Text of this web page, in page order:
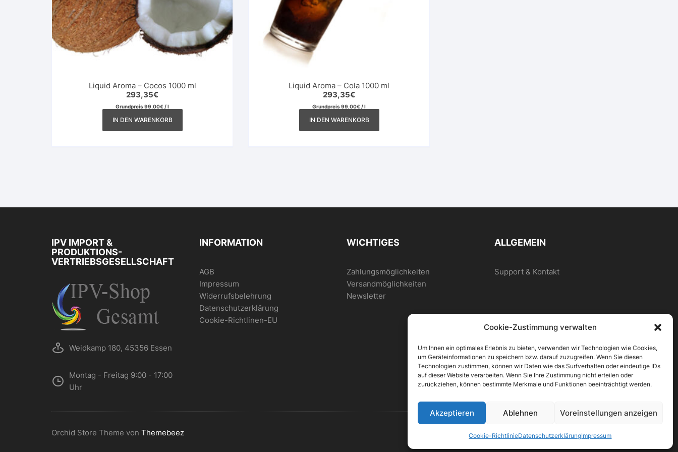
Cookie-Zustimmung verwalten
Um Ihnen ein optimales Erlebnis zu bieten, verwenden wir Technologien wie Cookies,
um Geräteinformationen zu speichern bzw. darauf zuzugreifen. Wenn Sie diesen
Technologien zustimmen, können wir Daten wie das Surfverhalten oder eindeutige IDs
auf dieser Website verarbeiten. Wenn Sie Ihre Zustimmung nicht erteilen oder
zurückziehen, können bestimmte Merkmale und Funktionen beeinträchtigt werden.
Akzeptieren Ablehnen Voreinstellungen anzeigen
Cookie-RichtlinieDatenschutzerklärungImpressum
Liquid Aroma – Cocos 1000 ml
293,35€
Grundpreis99,00€/l
IN DEN WARENKORB
Liquid Aroma – Cola 1000 ml
293,35€
Grundpreis99,00€/l
IN DEN WARENKORB
IPV IMPORT &
PRODUKTIONS-
VERTRIEBSGESELLSCHAFT
Weidkamp 180, 45356 Essen
Montag - Freitag 9:00 - 17:00
Uhr
INFORMATION
AGB
Impressum
Widerrufsbelehrung
Datenschutzerklärung
Cookie-Richtlinen-EU
WICHTIGES
Zahlungsmöglichkeiten
Versandmöglichkeiten
Newsletter
ALLGEMEIN
Support & Kontakt
Orchid Store Theme von Themebeez